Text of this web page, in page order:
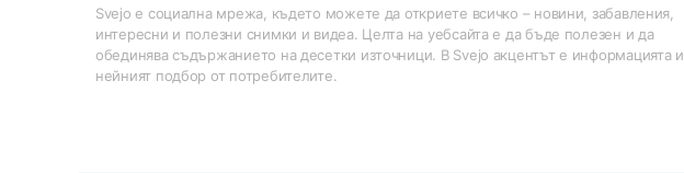
Svejo е социална мрежа, където можете да откриете всичко – новини, забавления,
интересни и полезни снимки и видеа. Целта на уебсайта е да бъде полезен и да
обединява съдържанието на десетки източници. В Svejo акцентът е информацията и
нейният подбор от потребителите.